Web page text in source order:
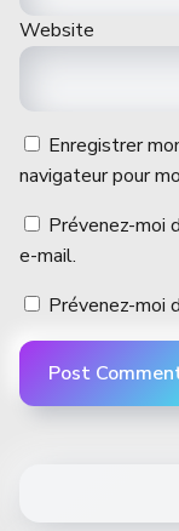
Website
Enregistrer
navigateur pour
Prévenez-moi
e-mail.
Prévenez-moi